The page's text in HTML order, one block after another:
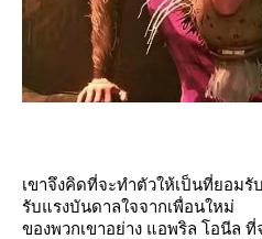
เขาจึงคิดที่จะทำตัวให้เป็นที่ยอมรั
รับแรงบันดาลใจจากเพื่อนใหม่
ของพวกเขาอย่าง แอพริล โอนีล ที่